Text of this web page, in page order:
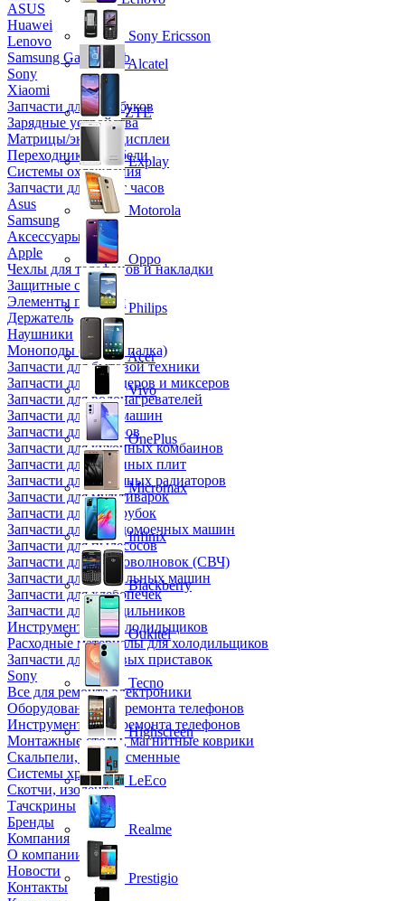
ASUS
Huawei
Lenovo
Samsung Galaxy Tab
Sony
Xiaomi
Запчасти для ноутбуков
Зарядные устройства
Матрицы/экраны/дисплеи
Переходники и кабели
Системы охлаждения
Запчасти для смарт часов
Asus
Samsung
Аксессуары
Apple
Чехлы для телефонов и накладки
Защитные стекла
Элементы питания
Держатель
Наушники
Моноподы (Селфи палка)
Запчасти для бытовой техники
Запчасти для блендеров и миксеров
Запчасти для водонагревателей
Запчасти для кофемашин
Запчасти для кулеров
Запчасти для кухонных комбаинов
Запчасти для кухонных плит
Запчасти для масляных радиаторов
Запчасти для мультиварок
Запчасти для мясорубок
Запчасти для посудомоечных машин
Запчасти для пылесосов
Запчасти для микроволновок (СВЧ)
Запчасти для стиральных машин
Запчасти для хлебопечек
Запчасти для холодильников
Инструмент для холодильщиков
Расходные материалы для холодильщиков
Запчасти для игровых приставок
Sony
Все для ремонта электроники
Оборудование для ремонта телефонов
Инструменты для ремонта телефонов
Монтажные столы, магнитные коврики
Скальпели, лезвия сменные
Системы хранения
Скотчи, изолента
Тачскрины
Бренды
Компания
О компании
Новости
Контакты
Sony Ericsson
Alcatel
ZTE
Explay
Motorola
Oppo
Philips
Acer
Vivo
OnePlus
Micromax
Infinix
Blackberry
Oukitel
Tecno
Highscreen
LeEco
Realme
Prestigio